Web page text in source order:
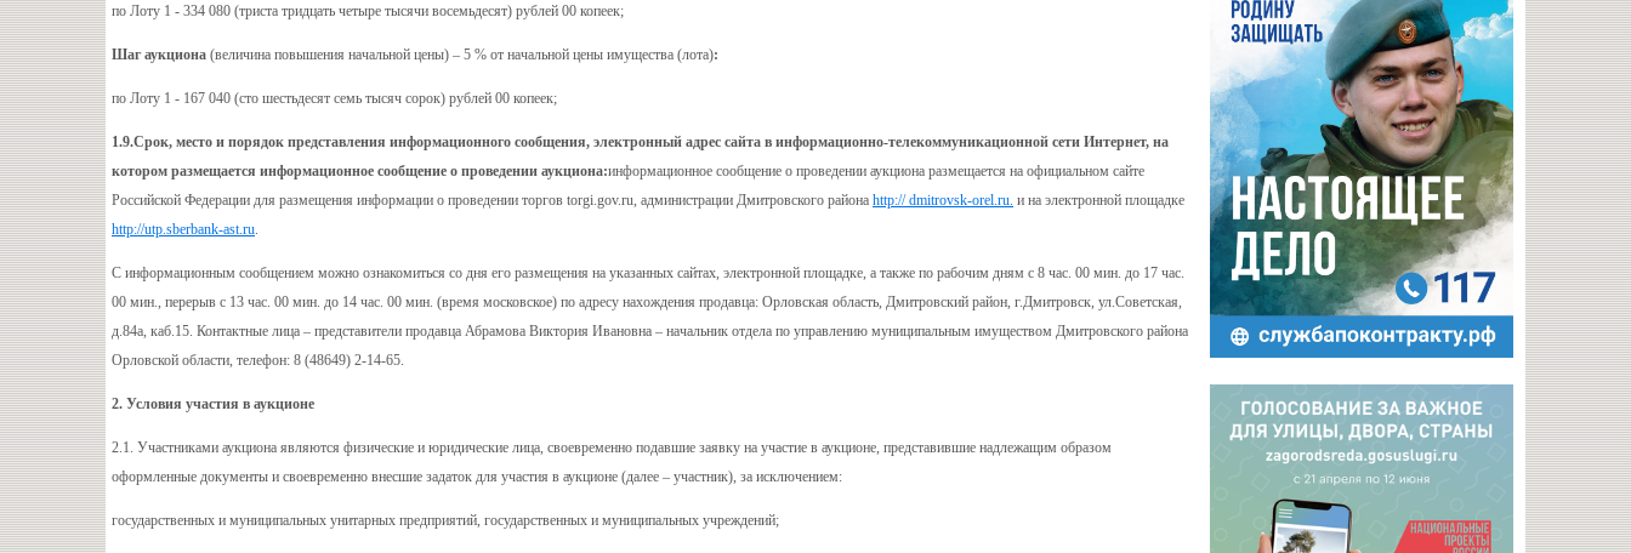
по Лоту 1 - 334 080 (триста тридцать четыре тысячи восемьдесят) рублей 00 копеек;
Шаг аукциона (величина повышения начальной цены) – 5 % от начальной цены имущества (лота):
по Лоту 1 - 167 040 (сто шестьдесят семь тысяч сорок) рублей 00 копеек;
1.9.Срок, место и порядок представления информационного сообщения, электронный адрес сайта в информационно-телекоммуникационной сети Интернет, на
котором размещается информационное сообщение о проведении аукциона:информационное сообщение о проведении аукциона размещается на официальном сайте
Российской Федерации для размещения информации о проведении торгов torgi.gov.ru, администрации Дмитровского района http:// dmitrovsk-orel.ru. и на электронной площадке
http://utp.sberbank-ast.ru
С информационным сообщением можно ознакомиться со дня его размещения на указанных сайтах, электронной площадке, а также по рабочим дням с 8 час. 00 мин. до 17 час.
00 мин., перерыв с 13 час. 00 мин. до 14 час. 00 мин. (время московское) по адресу нахождения продавца: Орловская область, Дмитровский район, г.Дмитровск, ул.Советская,
д.84а, каб.15. Контактные лица – представители продавца Абрамова Виктория Ивановна – начальник отдела по управлению муниципальным имуществом Дмитровского района
Орловской области, телефон: 8 (48649) 2-14-65.
2. Условия участия в аукционе
2.1. Участниками аукциона являются физические и юридические лица, своевременно подавшие заявку на участие в аукционе, представившие надлежащим образом
оформленные документы и своевременно внесшие задаток для участия в аукционе (далее – участник), за исключением:
государственных и муниципальных унитарных предприятий, государственных и муниципальных учреждений;